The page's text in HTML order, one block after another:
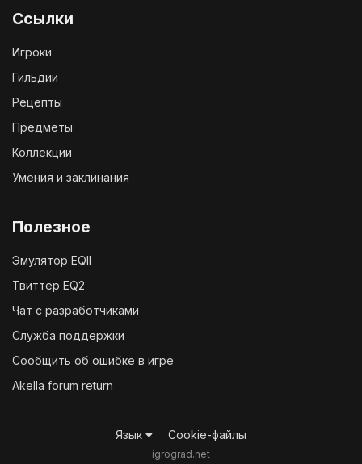
Ссылки
Игроки
Гильдии
Рецепты
Предметы
Коллекции
Умения и заклинания
Полезное
Эмулятор EQII
Твиттер EQ2
Чат с разработчиками
Служба поддержки
Сообщить об ошибке в игре
Akella forum return
Язык Cookie-файлы
igrograd.net